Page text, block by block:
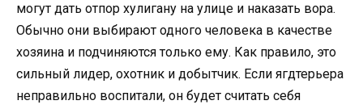
могут дать отпор хулигану на улице и наказать вора.
Обычно они выбирают одного человека в качестве
хозяина и подчиняются только ему. Как правило, это
сильный лидер, охотник и добытчик. Если ягдтерьера
неправильно воспитали, он будет считать себя